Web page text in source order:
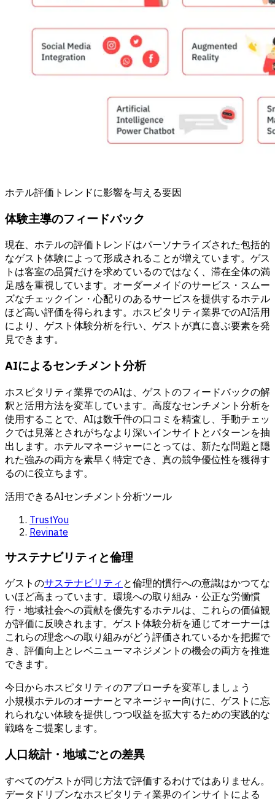
ホテル評価トレンドに影響を与える要因
体験主導のフィードバック
現在、ホテルの評価トレンドはパーソナライズされた包括的
なゲスト体験によって形成されることが増えています。ゲス
トは客室の品質だけを求めているのではなく、滞在全体の満
足感を重視しています。オーダーメイドのサービス・スムー
ズなチェックイン・心配りのあるサービスを提供するホテル
ほど高い評価を得られます。ホスピタリティ業界でのAI活用
により、ゲスト体験分析を行い、ゲストが真に喜ぶ要素を発
見できます。
AIによるセンチメント分析
ホスピタリティ業界でのAIは、ゲストのフィードバックの解
釈と活用方法を変革しています。高度なセンチメント分析を
使用することで、AIは数千件の口コミを精査し、手動チェッ
クでは見落とされがちなより深いインサイトとパターンを抽
出します。ホテルマネージャーにとっては、新たな問題と隠
れた強みの両方を素早く特定でき、真の競争優位性を獲得す
るのに役立ちます。
活用できるAIセンチメント分析ツール
TrustYou
Revinate
サステナビリティと倫理
ゲストのサステナビリティ と倫理的慣行への意識はかつてな
いほど高まっています。環境への取り組み・公正な労働慣
行・地域社会への貢献を優先するホテルは、これらの価値観
が評価に反映されます。ゲスト体験分析を通じてオーナーは
これらの理念への取り組みがどう評価されているかを把握で
き、評価向上とレベニューマネジメントの機会の両方を推進
できます。
今日からホスピタリティのアプローチを変革しましょう
小規模ホテルのオーナーとマネージャー向けに、ゲストに忘
れられない体験を提供しつつ収益を拡大するための実践的な
戦略をご提案します。
人口統計・地域ごとの差異
すべてのゲストが同じ方法で評価するわけではありません。
データドリブンなホスピタリティ業界のインサイトによる